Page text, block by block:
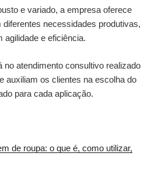
e variado, a empresa oferece
diferentes necessidades produtivas,
e eficiência.
no atendimento consultivo realizado
auxiliam os clientes na escolha do
para cada aplicação.
de roupa: o que é, como utilizar,